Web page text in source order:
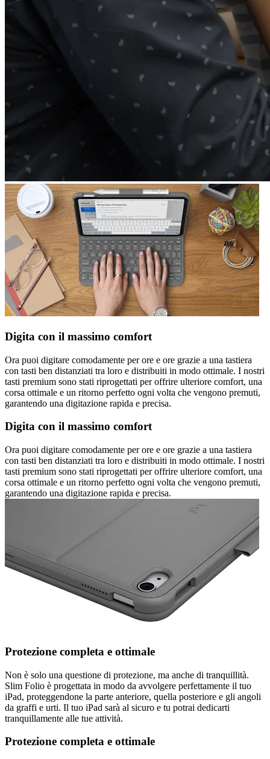
Digita con il massimo comfort
Ora puoi digitare comodamente per ore e ore grazie a una tastiera
con tasti ben distanziati tra loro e distribuiti in modo ottimale. I nostri
tasti premium sono stati riprogettati per offrire ulteriore comfort, una
corsa ottimale e un ritorno perfetto ogni volta che vengono premuti,
garantendo una digitazione rapida e precisa.
Digita con il massimo comfort
Ora puoi digitare comodamente per ore e ore grazie a una tastiera
con tasti ben distanziati tra loro e distribuiti in modo ottimale. I nostri
tasti premium sono stati riprogettati per offrire ulteriore comfort, una
corsa ottimale e un ritorno perfetto ogni volta che vengono premuti,
garantendo una digitazione rapida e precisa.
Protezione completa e ottimale
Non è solo una questione di protezione, ma anche di tranquillità.
Slim Folio è progettata in modo da avvolgere perfettamente il tuo
iPad, proteggendone la parte anteriore, quella posteriore e gli angoli
da graffi e urti. Il tuo iPad sarà al sicuro e tu potrai dedicarti
tranquillamente alle tue attività.
Protezione completa e ottimale